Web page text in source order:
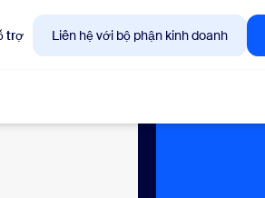
trợ Liên hệ với bộ phận kinh doanh